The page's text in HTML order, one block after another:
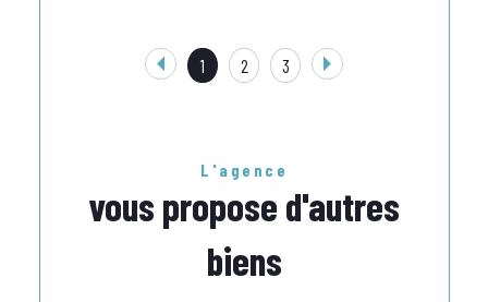
1 2 3
L'agence
vous propose d'autres
biens